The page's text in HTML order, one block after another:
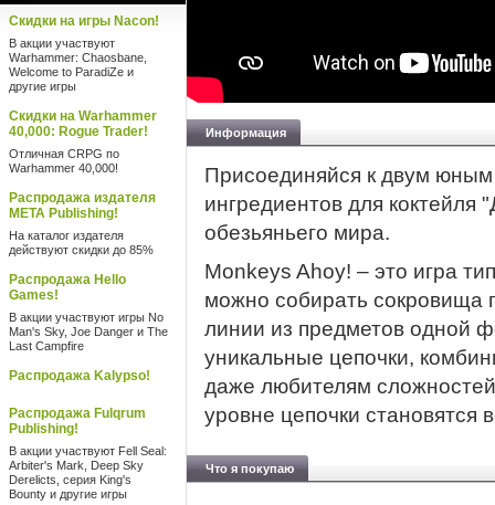
Скидки на игры Nacon!
В акции участвуют
Warhammer: Chaosbane,
Welcome to ParadiZe и
другие игры
Скидки на Warhammer
40,000: Rogue Trader!
Отличная CRPG по
Warhammer 40,000!
Распродажа издателя
META Publishing!
На каталог издателя
действуют скидки до 85%
Распродажа Hello
Games!
В акции участвуют игры No
Man's Sky, Joe Danger и The
Last Campfire
Распродажа Kalypso!
Распродажа Fulqrum
Publishing!
В акции участвуют Fell Seal:
Arbiter's Mark, Deep Sky
Derelicts, серия King's
Bounty и другие игры
Информация
Присоединяйся к двум
ингредиентов для коктейля
обезьяньего мира.
Monkeys Ahoy! – это игра
можно собирать сокровища
линии из предметов одной
уникальные цепочки,
даже любителям
уровне цепочки становятся
Что я покупаю